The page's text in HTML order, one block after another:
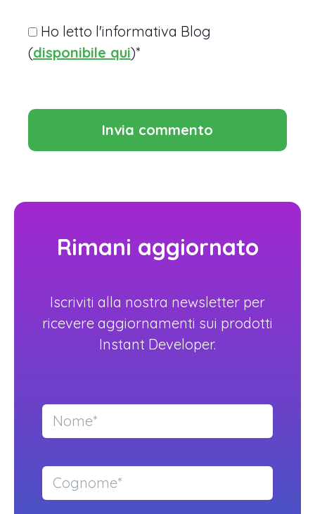
Ho letto l'informativa Blog
(disponibile qui)*
Rimani aggiornato
Iscriviti alla nostra newsletter per
ricevere aggiornamenti sui prodotti
Instant Developer.